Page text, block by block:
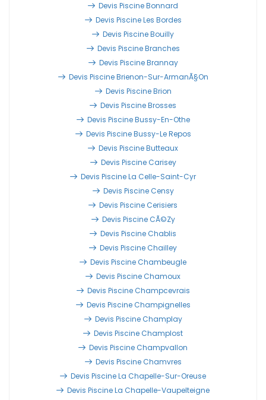
Devis Piscine Bonnard
Devis Piscine Les Bordes
Devis Piscine Bouilly
Devis Piscine Branches
Devis Piscine Brannay
Devis Piscine Brienon-Sur-ArmanÃ§on
Devis Piscine Brion
Devis Piscine Brosses
Devis Piscine Bussy-En-Othe
Devis Piscine Bussy-Le Repos
Devis Piscine Butteaux
Devis Piscine Carisey
Devis Piscine La Celle-Saint-Cyr
Devis Piscine Censy
Devis Piscine Cerisiers
Devis Piscine CÃ©zy
Devis Piscine Chablis
Devis Piscine Chailley
Devis Piscine Chambeugle
Devis Piscine Chamoux
Devis Piscine Champcevrais
Devis Piscine Champignelles
Devis Piscine Champlay
Devis Piscine Champlost
Devis Piscine Champvallon
Devis Piscine Chamvres
Devis Piscine La Chapelle-Sur-Oreuse
Devis Piscine La Chapelle-Vaupelteigne